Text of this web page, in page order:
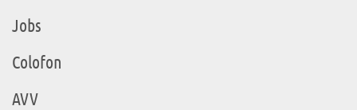
Jobs
Colofon
AVV